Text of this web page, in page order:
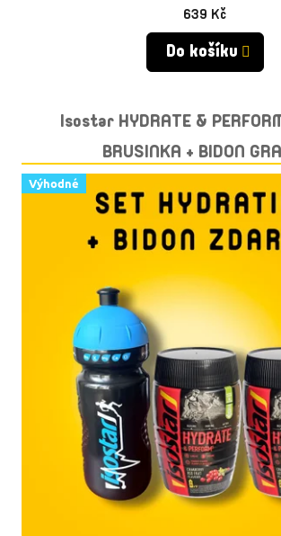
639 Kč
Do košíku
Isostar HYDRATE &
BRUSINKA + BIDON
Výhodné